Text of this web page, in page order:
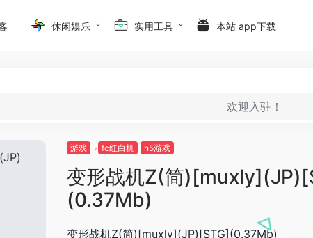
休闲娱乐 实用工具 本站 app下载
欢迎入驻！
游戏 fc红白机 h5游戏
变形战机Z(简
(0.37Mb)
变形战机Z(简)[muxly](JP)[STG](0.37Mb)